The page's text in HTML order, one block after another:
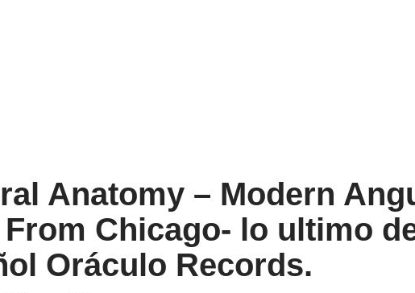
Anatomy ‎– Modern
From Chicago- lo ultimo
Oráculo Records.